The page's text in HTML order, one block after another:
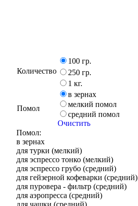
Количество
100 гр.
250 гр.
1 кг.
Помол
в зернах
мелкий помол
средний помол
Очистить
Помол:
в зернах
для турки (мелкий)
для эспрессо тонко (мелкий)
для эспрессо грубо (средний)
для гейзерной кофеварки (средний)
для пуровера - фильтр (средний)
для аэропресса (средний)
для чашки (средний)